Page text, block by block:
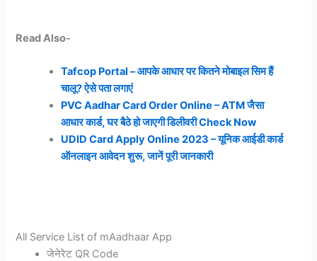
Read Also-
Tafcop Portal – आपके आधार पर कितने मोबाइल सिम हैं
चालू? ऐसे पता लगाएं
PVC Aadhar Card Order Online – ATM जैसा
आधार कार्ड, घर बैठे हो जाएगी डिलीवरी Check Now
UDID Card Apply Online 2023 – यूनिक आईडी कार्ड
ऑनलाइन आवेदन शुरू, जानें पूरी जानकारी
All Service List of mAadhaar App
जेनेरेट QR Code